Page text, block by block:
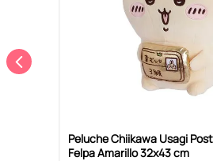
Peluche Chiikawa Usagi
Felpa Amarillo 32x43 cm